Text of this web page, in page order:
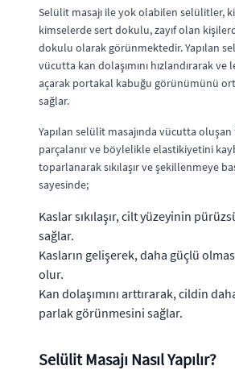
Selülit masajı ile yok olabilen selülitler,
kimselerde sert dokulu, zayıf olan
dokulu olarak görünmektedir. Yapılan
vücutta kan dolaşımını hızlandırarak ve
açarak portakal kabuğu görünümünü
sağlar.
Yapılan selülit masajında vücutta
parçalanır ve böylelikle elastikiyetini
toparlanarak sıkılaşır ve şekillenmeye
sayesinde;
Kaslar sıkılaşır, cilt yüzeyinin
sağlar.
Kasların gelişerek, daha güçlü
olur.
Kan dolaşımını arttırarak, cildin
parlak görünmesini sağlar.
Selülit Masajı Nasıl Yapılır?